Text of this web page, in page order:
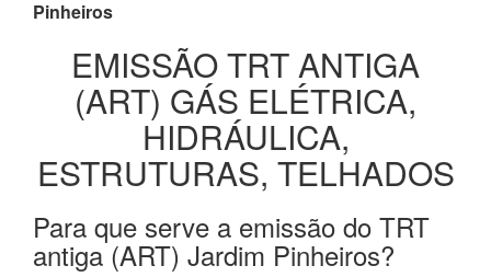
Pinheiros
EMISSÃO TRT ANTIGA
(ART) GÁS ELÉTRICA,
HIDRÁULICA,
ESTRUTURAS, TELHADOS
Para que serve a emissão do TRT
antiga (ART) Jardim Pinheiros?